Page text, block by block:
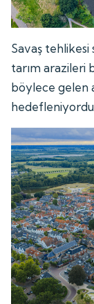
Savaş tehlikesi
tarım arazileri
böylece gelen